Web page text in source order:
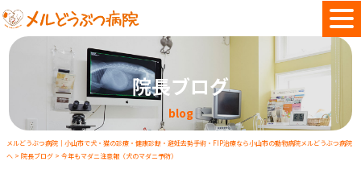
院長ブログ
blog
メルどうぶつ病院｜小山市で犬・猫の診療・健康診断・避妊去勢手術・FIP治療なら小山市の動物病院メルどうぶつ病院
へ > 院長ブログ > 今年もマダニ注意報（犬のマダニ予防）